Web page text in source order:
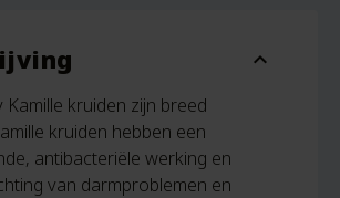
expand_more
Kamille kruiden zijn breed
kruiden hebben een
antibacteriële werking en
van darmproblemen en